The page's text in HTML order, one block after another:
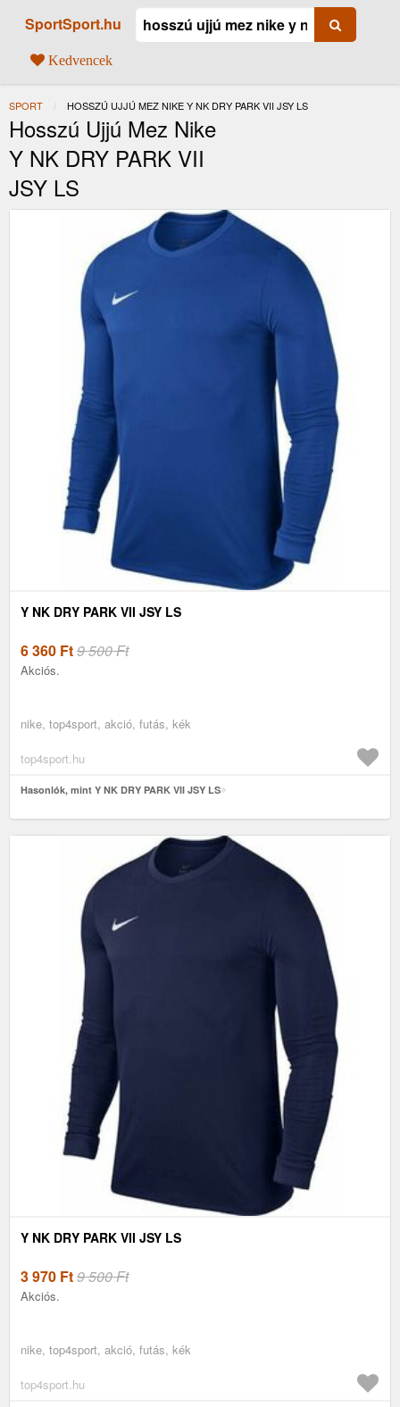
SportSport.hu
Kedvencek
SPORT JELENLEGI:
HOSSZÚ UJJÚ MEZ NIKE Y NK DRY PARK VII JSY LS
Hosszú Ujjú Mez Nike
Y NK DRY PARK VII
JSY LS
Y NK DRY PARK VII JSY LS
6 360 Ft9 500 Ft
Akciós.
nike, top4sport, akció, futás, kék
top4sport.hu
Hasonlók, mint Y NK DRY PARK VII JSY LS
Y NK DRY PARK VII JSY LS
3 970 Ft9 500 Ft
Akciós.
nike, top4sport, akció, futás, kék
top4sport.hu